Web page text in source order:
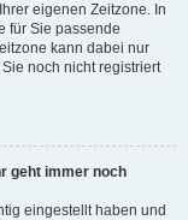
eigenen Zeitzone. In
für Sie passende
kann dabei nur
noch nicht registriert
geht immer noch
eingestellt haben und